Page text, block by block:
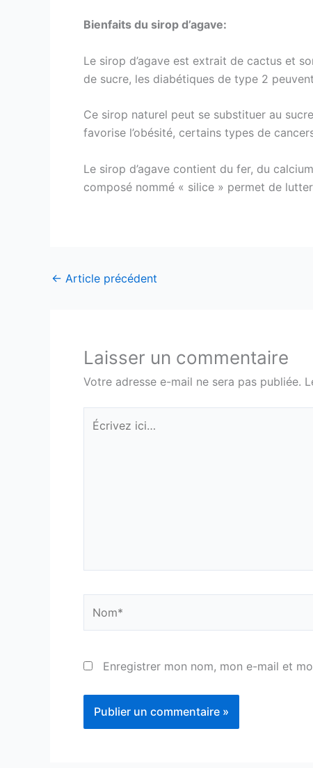
Bienfaits du sirop d’agave:
Le sirop d’agave est extrait de cactus et
de sucre, les diabétiques de type 2
Ce sirop naturel peut se substituer au
favorise l’obésité, certains types de
Le sirop d’agave contient du fer, du
composé nommé « silice » permet de
← Article précédent
Laisser un commentaire
Votre adresse e-mail ne sera pas publiée.
Écrivez
ici…
Enregistrer mon nom, mon e-mail et